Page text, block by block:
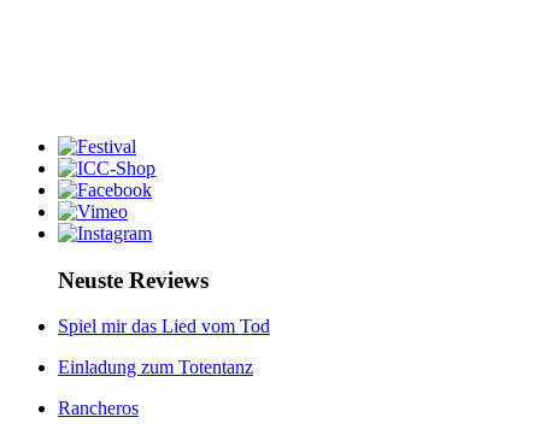
Neuste Reviews
Spiel mir das Lied vom Tod
Einladung zum Totentanz
Rancheros